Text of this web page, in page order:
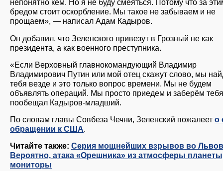
непонятно кем. Но я не буду смеяться. Потому что за
бредом стоит оскорбление. Мы такое не забываем и не
прощаем», — написал Адам Кадыров.
Он добавил, что Зеленского привезут в Грозный не как
президента, а как военного преступника.
«Если Верховный главнокомандующий Владимир
Владимирович Путин или мой отец скажут слово, мы
тебя везде и это только вопрос времени. Мы не будем
объявлять операций. Мы просто приедем и заберём
пообещал Кадыров-младший.
По словам главы Совбеза Чечни, Зеленский пожалеет о
обращении к США.
Читайте также: Серия мощнейших взрывов во
Вероятно, атака «Орешника» из атмосферы
мониторы